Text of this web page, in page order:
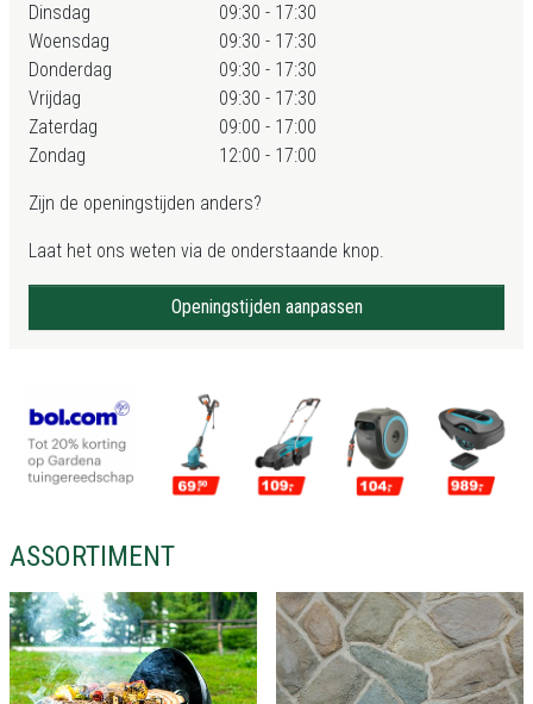
Dinsdag
09:30 - 17:30
Woensdag
09:30 - 17:30
Donderdag
09:30 - 17:30
Vrijdag
09:30 - 17:30
Zaterdag
09:00 - 17:00
Zondag
12:00 - 17:00
Zijn de openingstijden anders?
Laat het ons weten via de onderstaande knop.
Openingstijden aanpassen
ASSORTIMENT